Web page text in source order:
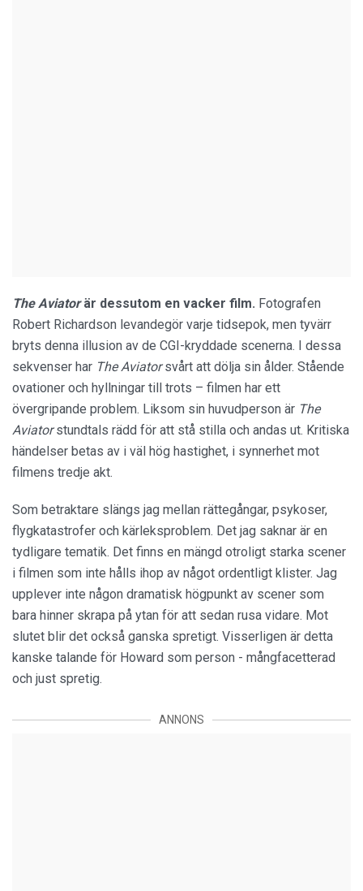
The Aviatorär dessutom en vacker film. Fotografen
Robert Richardson levandegör varje tidsepok, men tyvärr
bryts denna illusion av de CGI-kryddade scenerna. I dessa
sekvenser har The Aviatorsvårt att dölja sin ålder. Stående
ovationer och hyllningar till trots – filmen har ett
övergripande problem. Liksom sin huvudperson är The
Aviatorstundtals rädd för att stå stilla och andas ut. Kritiska
händelser betas av i väl hög hastighet, i synnerhet mot
filmens tredje akt.
Som betraktare slängs jag mellan rättegångar, psykoser,
flygkatastrofer och kärleksproblem. Det jag saknar är en
tydligare tematik. Det finns en mängd otroligt starka scener
i filmen som inte hålls ihop av något ordentligt klister. Jag
upplever inte någon dramatisk högpunkt av scener som
bara hinner skrapa på ytan för att sedan rusa vidare. Mot
slutet blir det också ganska spretigt. Visserligen är detta
kanske talande för Howard som person - mångfacetterad
och just spretig.
ANNONS